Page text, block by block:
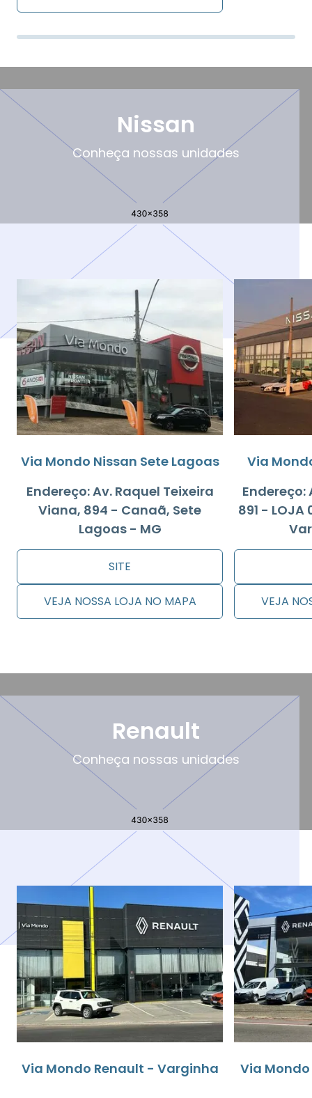
Nissan
Conheça nossas unidades
Via Mondo Nissan Sete Lagoas
Endereço: Av. Raquel Teixeira
Viana, 894 - Canaã, Sete
Lagoas - MG
SITE
VEJA NOSSA LOJA NO MAPA
Via
Endereço:
891 -
VEJA
Renault
Conheça nossas unidades
Via Mondo Renault - Varginha Via